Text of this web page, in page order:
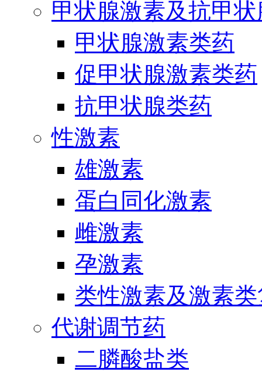
甲状腺激素及抗甲
甲状腺激素类药
促甲状腺激素类药
抗甲状腺类药
性激素
雄激素
蛋白同化激素
雌激素
孕激素
类性激素及激素
代谢调节药
二膦酸盐类